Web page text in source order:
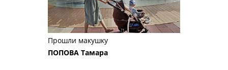
Прошли макушку
ПОПОВА Тамара